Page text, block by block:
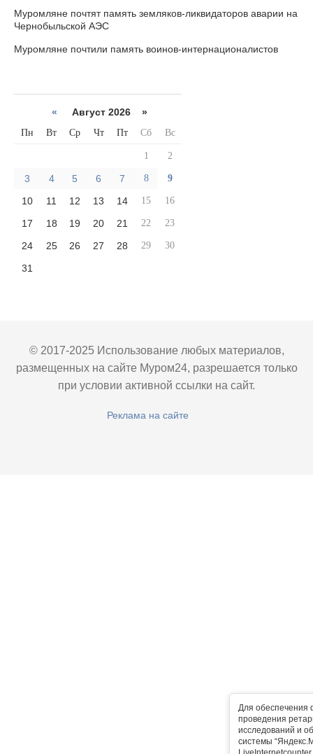
Для обеспечения
проведения
исследований и
системы
Муромляне почтят память земляков-ликвидаторов аварии на
Чернобыльской АЭС
Муромляне почтили память воинов-интернационалистов
« Август 2026 »
Пн Вт Ср Чт Пт Сб Вс
1 2
3 4 5 6 7 8 9
10 11 12 13 14 15 16
17 18 19 20 21 22 23
24 25 26 27 28 29 30
31
© 2017-2025 Использование любых материалов,
размещенных на сайте Муром24, разрешается только
при условии активной ссылки на сайт.
Реклама на сайте